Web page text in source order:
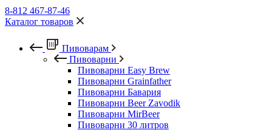
8-812 467-87-46
Каталог товаров
Пивоварам
Пивоварни
Пивоварни Easy Brew
Пивоварни Grainfather
Пивоварни Бавария
Пивоварни Beer Zavodik
Пивоварни MirBeer
Пивоварни 30 литров